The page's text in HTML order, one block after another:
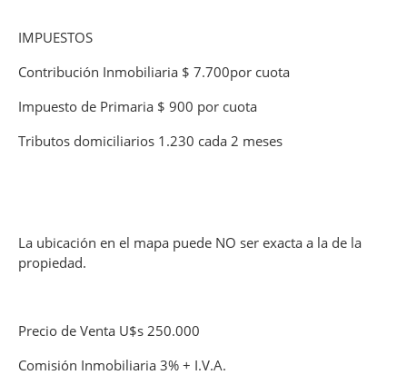
IMPUESTOS
Contribución Inmobiliaria $ 7.700por cuota
Impuesto de Primaria $ 900 por cuota
Tributos domiciliarios 1.230 cada 2 meses
La ubicación en el mapa puede NO ser exacta a la de la
propiedad.
Precio de Venta U$s 250.000
Comisión Inmobiliaria 3% + I.V.A.